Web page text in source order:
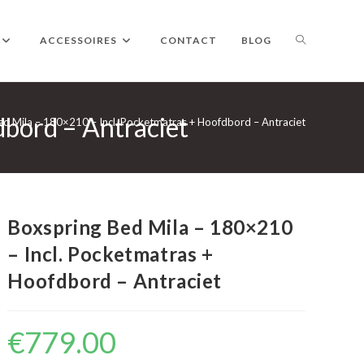
ACCESSOIRES CONTACT BLOG TOGGLE
WEBSITE
– Antraciet
Mila – 180×210 – Incl. Pocketmatras + Hoofdbord – Antraciet
Boxspring Bed Mila – 180×210
– Incl. Pocketmatras +
Hoofdbord – Antraciet
€779.00